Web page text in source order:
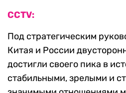
CCTV:
Под стратегическим
Китая и России
достигли своего пика в
стабильными, зрелыми и